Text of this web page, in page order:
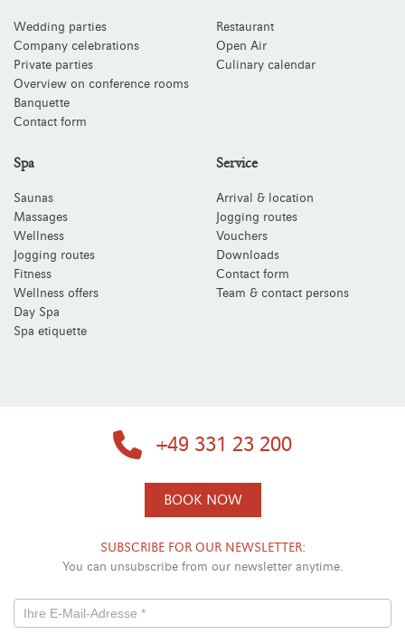
Wedding parties
Company celebrations
Private parties
Overview on conference rooms
Banquette
Contact form
Restaurant
Open Air
Culinary calendar
Spa
Saunas
Massages
Wellness
Jogging routes
Fitness
Wellness offers
Day Spa
Spa etiquette
Service
Arrival & location
Jogging routes
Vouchers
Downloads
Contact form
Team & contact persons
+49 331 23 200
BOOK NOW
SUBSCRIBE FOR OUR NEWSLETTER:
You can unsubscribe from our newsletter anytime.
Newsletterformular